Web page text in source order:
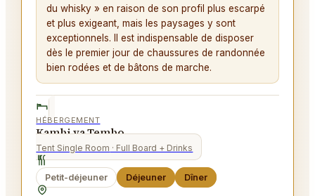
du whisky » en raison de son profil plus escarpé
et plus exigeant, mais les paysages y sont
exceptionnels. Il est indispensable de disposer
dès le premier jour de chaussures de randonnée
bien rodées et de bâtons de marche.
HÉBERGEMENT
Kambi ya Tembo
Tent Single Room · Full Board + Drinks
Petit-déjeuner Déjeuner Dîner